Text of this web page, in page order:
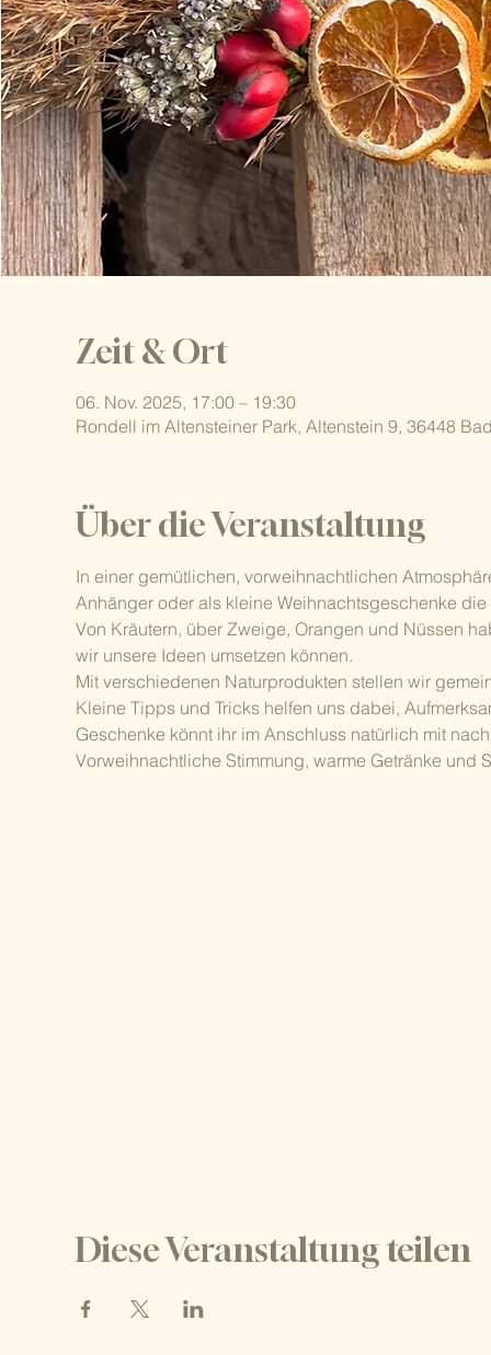
Zeit & Ort
06. Nov. 2025, 17:00 – 19:30
Rondell im Altensteiner Park, Altenstein 9, 36448
Über die Veranstaltung
In einer gemütlichen, vorweihnachtlichen
Anhänger oder als kleine Weihnachtsgeschenke
Von Kräutern, über Zweige, Orangen und Nüssen
wir unsere Ideen umsetzen können.
Mit verschiedenen Naturprodukten stellen wir
Kleine Tipps und Tricks helfen uns dabei,
Geschenke könnt ihr im Anschluss natürlich mit
Vorweihnachtliche Stimmung, warme Getränke und
Diese Veranstaltung teilen